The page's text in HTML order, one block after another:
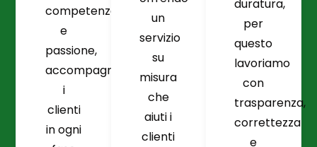
competenza
e
passione,
accompagnando
i
clienti
in ogni
un
servizio
su
misura
che
aiuti i
clienti
duratura,
per
questo
lavoriamo
con
trasparenza,
correttezza
e